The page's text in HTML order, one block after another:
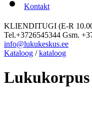
Kontakt
KLIENDITUGI (E-R
Tel.+3726545344 Gsm.
info@lukukeskus.ee
Kataloog /kataloog
Lukukorpus